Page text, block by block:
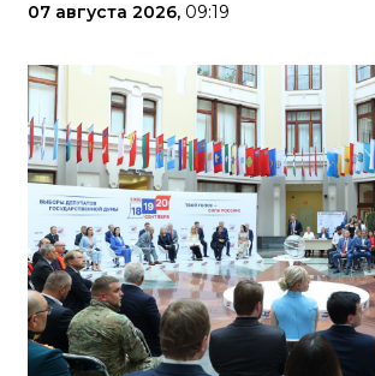
07 августа 2026, 09:19